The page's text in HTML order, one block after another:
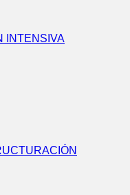
INTENSIVA